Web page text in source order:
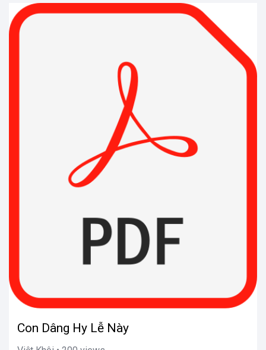
Con Dâng Hy Lễ Này